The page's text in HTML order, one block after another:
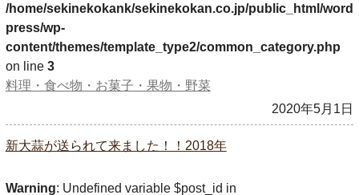
/home/sekinekokank/sekinekokan.co.jp/public_html/word
press/wp-
content/themes/template_type2/common_category.php
on line 3
料理・食べ物・お菓子・果物・野菜
2020年5月1日
新大蒜が送られて来ました！！2018年
Warning: Undefined variable $post_id in